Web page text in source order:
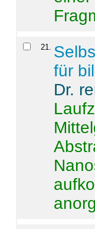
21
für
Dr.